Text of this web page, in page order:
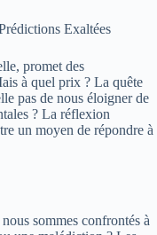
Exaltées
promet des
à quel prix ? La quête
pas de nous éloigner de
? La réflexion
un moyen de répondre à
sommes confrontés à